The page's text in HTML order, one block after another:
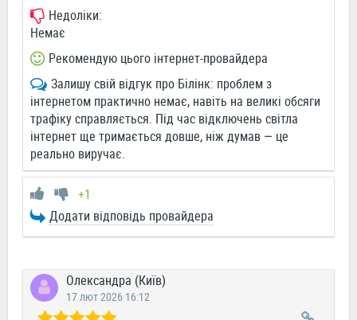
Недоліки:
Немає
Рекомендую цього інтернет-провайдера
Залишу свій відгук про Білінк: проблем з
інтернетом практично немає, навіть на великі обсяги
трафіку справляється. Під час відключень світла
інтернет ще тримається довше, ніж думав — це
реально виручає.
+1
Додати відповідь провайдера
Олександра (Київ)
17 лют 2026 16:12